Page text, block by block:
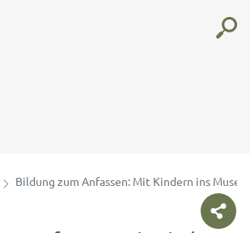
Bildung zum Anfassen: Mit Kindern ins